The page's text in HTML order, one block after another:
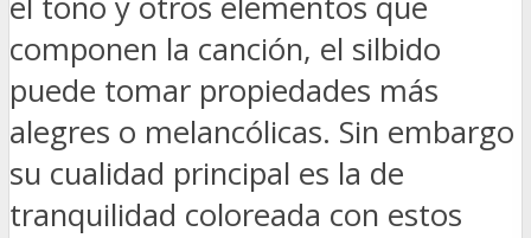
componen la canción, el silbido
puede tomar propiedades más
alegres o melancólicas. Sin embargo
su cualidad principal es la de
tranquilidad coloreada con estos